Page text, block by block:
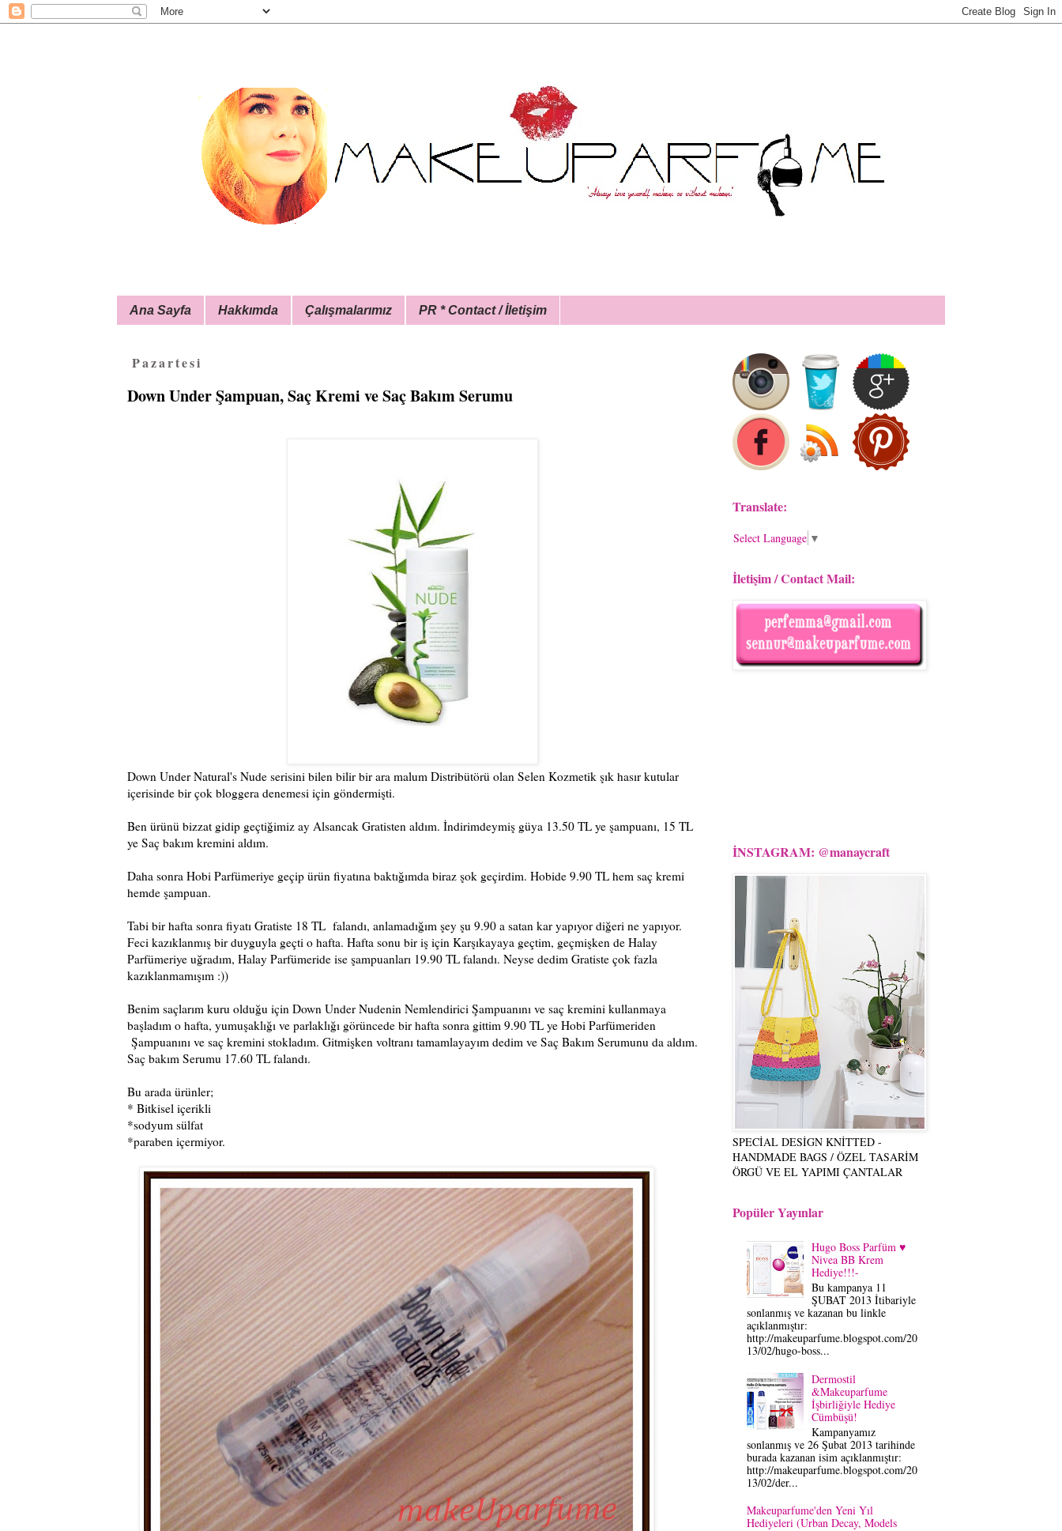
Ana Sayfa Hakkımda Çalışmalarımız PR * Contact / İletişim
Pazartesi
Down Under Şampuan, Saç Kremi ve Saç Bakım Serumu
Down Under Natural's Nude serisini bilen bilir bir ara malum Distribütörü olan Selen Kozmetik şık hasır kutular
içerisinde bir çok bloggera denemesi için göndermişti.
Ben ürünü bizzat gidip geçtiğimiz ay Alsancak Gratisten aldım. İndirimdeymiş güya 13.50 TL ye şampuanı, 15 TL
ye Saç bakım kremini aldım.
Daha sonra Hobi Parfümeriye geçip ürün fiyatına baktığımda biraz şok geçirdim. Hobide 9.90 TL hem saç kremi
hemde şampuan.
Tabi bir hafta sonra fiyatı Gratiste 18 TL falandı, anlamadığım şey şu 9.90 a satan kar yapıyor diğeri ne yapıyor.
Feci kazıklanmış bir duyguyla geçti o hafta. Hafta sonu bir iş için Karşıkayaya geçtim, geçmişken de Halay
Parfümeriye uğradım, Halay Parfümeride ise şampuanları 19.90 TL falandı. Neyse dedim Gratiste çok fazla
kazıklanmamışım :))
Benim saçlarım kuru olduğu için Down Under Nudenin Nemlendirici Şampuanını ve saç kremini kullanmaya
başladım o hafta, yumuşaklığı ve parlaklığı görüncede bir hafta sonra gittim 9.90 TL ye Hobi Parfümeriden
Şampuanını ve saç kremini stokladım. Gitmişken voltranı tamamlayayım dedim ve Saç Bakım Serumunu da aldım.
Saç bakım Serumu 17.60 TL falandı.
Bu arada ürünler;
* Bitkisel içerikli
*sodyum sülfat
*paraben içermiyor.
Translate:
Select Language ▼
İletişim / Contact Mail:
İNSTAGRAM: @manaycraft
SPECİAL DESİGN KNİTTED -
HANDMADE BAGS / ÖZEL TASARİM
ÖRGÜ VE EL YAPIMI ÇANTALAR
Popüler Yayınlar
Hugo Boss Parfüm ♥
Nivea BB Krem
Hediye!!!-
Bu kampanya 11
ŞUBAT 2013 İtibariyle
sonlanmış ve kazanan bu linkle
açıklanmıştır:
http://makeuparfume.blogspot.com/20
13/02/hugo-boss...
Dermostil
&Makeuparfume
İşbirliğiyle Hediye
Cümbüşü!
Kampanyamız
sonlanmış ve 26 Şubat 2013 tarihinde
burada kazanan isim açıklanmıştır:
http://makeuparfume.blogspot.com/20
13/02/der...
Makeuparfume'den Yeni Yıl
Hediyeleri (Urban Decay, Models